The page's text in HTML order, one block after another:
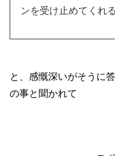
ンを受け止めてくれ
と、感慨深いがそうに
の事と聞かれて